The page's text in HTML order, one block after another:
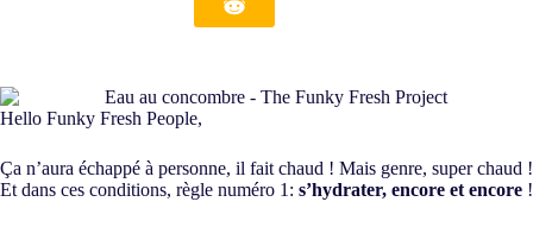
Hello Funky Fresh People,
Ça n’aura échappé à personne, il fait chaud ! Mais genre, super chaud !
Et dans ces conditions, règle numéro 1: s’hydrater, encore et encore !